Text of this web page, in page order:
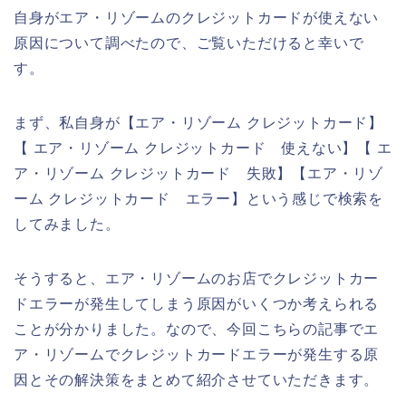
自身がエア・リゾームのクレジットカードが使えない
原因について調べたので、ご覧いただけると幸いで
す。
まず、私自身が【エア・リゾーム クレジットカード】
【 エア・リゾーム クレジットカード 使えない】【 エ
ア・リゾーム クレジットカード 失敗】【エア・リゾ
ーム クレジットカード エラー】という感じで検索を
してみました。
そうすると、エア・リゾームのお店でクレジットカー
ドエラーが発生してしまう原因がいくつか考えられる
ことが分かりました。なので、今回こちらの記事でエ
ア・リゾームでクレジットカードエラーが発生する原
因とその解決策をまとめて紹介させていただきます。